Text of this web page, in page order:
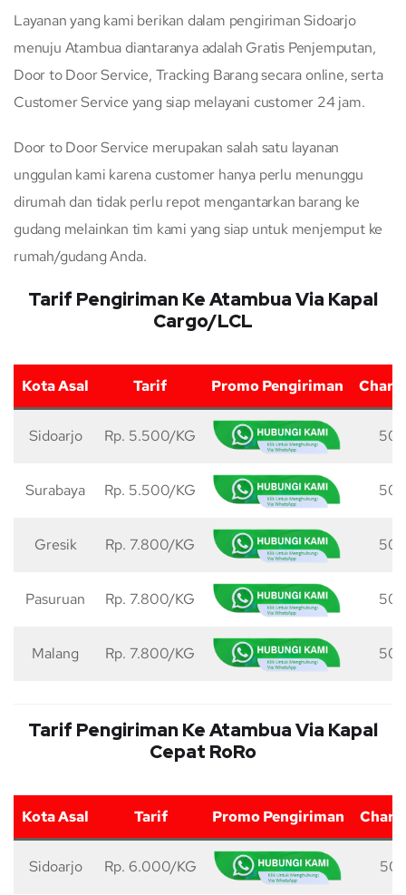
Layanan yang kami berikan dalam pengiriman Sidoarjo
menuju Atambua diantaranya adalah Gratis Penjemputan,
Door to Door Service, Tracking Barang secara online, serta
Customer Service yang siap melayani customer 24 jam.
Door to Door Service merupakan salah satu layanan
unggulan kami karena customer hanya perlu menunggu
dirumah dan tidak perlu repot mengantarkan barang ke
gudang melainkan tim kami yang siap untuk menjemput ke
rumah/gudang Anda.
Tarif Pengiriman Ke Atambua Via Kapal
Cargo/LCL
Kota Asal Tarif Promo Pengiriman
Sidoarjo Rp. 5.500/KG 50
Surabaya Rp. 5.500/KG 50
Gresik Rp. 7.800/KG 50
Pasuruan Rp. 7.800/KG 50
Malang Rp. 7.800/KG 50
Tarif Pengiriman Ke Atambua Via Kapal
Cepat RoRo
Kota Asal Tarif Promo Pengiriman
Sidoarjo Rp. 6.000/KG 50